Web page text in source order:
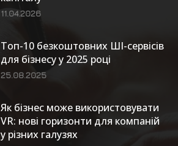
11.04.2026
Топ-10 безкоштовних ШІ-сервісів
для бізнесу у 2025 році
25.08.2025
Як бізнес може використовувати
VR: нові горизонти для компаній
у різних галузях